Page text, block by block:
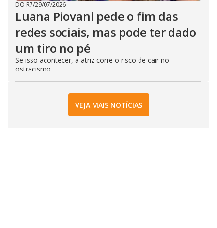
DO R7/29/07/2026
Luana Piovani pede o fim das
redes sociais, mas pode ter dado
um tiro no pé
Se isso acontecer, a atriz corre o risco de cair no
ostracismo
VEJA MAIS NOTÍCIAS